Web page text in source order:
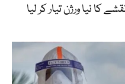
نیا ورژن تیار کر لیا